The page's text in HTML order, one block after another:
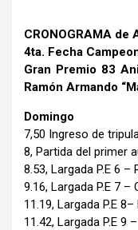
CRONOGRAMA de
4ta. Fecha
Gran Premio 83
Ramón Armando
Domingo
7,50 Ingreso de
8, Partida del primer
8.53, Largada P.E 6 –
9.16, Largada P.E 7 –
11.19, Largada P.E
11.42, Largada P.E 9